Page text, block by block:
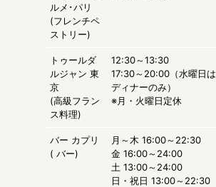
ルメ･パリ
(フレンチペ
ストリー)
トゥールダ
ルジャン 東
京
(高級フラン
ス料理)
12:30～13:30
17:30～20:00（水曜日は
ディナーのみ）
※月・火曜日定休
バー カプリ
( バー)
月～木 16:00～22:30
金 16:00～24:00
土 13:00～24:00
日・祝日 13:00～22:30